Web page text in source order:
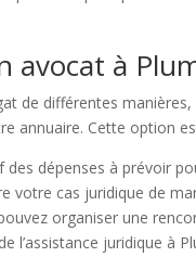
avocat à
de différentes
annuaire. Cette option
dépenses à prévoir
votre cas juridique de
organiser une
l’assistance juridique à